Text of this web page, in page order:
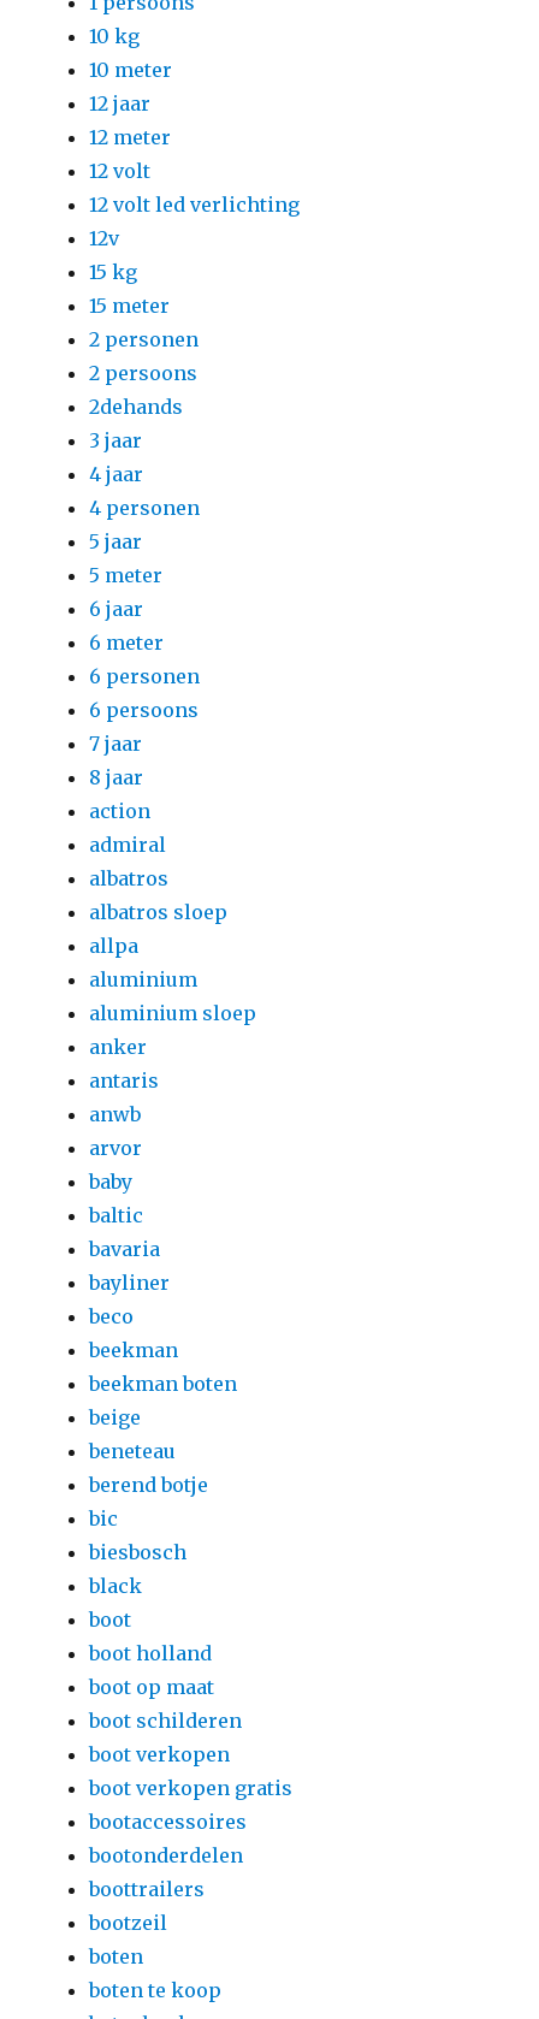
10 kg
10 meter
12 jaar
12 meter
12 volt
12 volt led verlichting
12v
15 kg
15 meter
2 personen
2 persoons
2dehands
3 jaar
4 jaar
4 personen
5 jaar
5 meter
6 jaar
6 meter
6 personen
6 persoons
7 jaar
8 jaar
action
admiral
albatros
albatros sloep
allpa
aluminium
aluminium sloep
anker
antaris
anwb
arvor
baby
baltic
bavaria
bayliner
beco
beekman
beekman boten
beige
beneteau
berend botje
bic
biesbosch
black
boot
boot holland
boot op maat
boot schilderen
boot verkopen
boot verkopen gratis
bootaccessoires
bootonderdelen
boottrailers
bootzeil
boten
boten te koop